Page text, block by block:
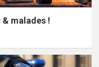
& malades !